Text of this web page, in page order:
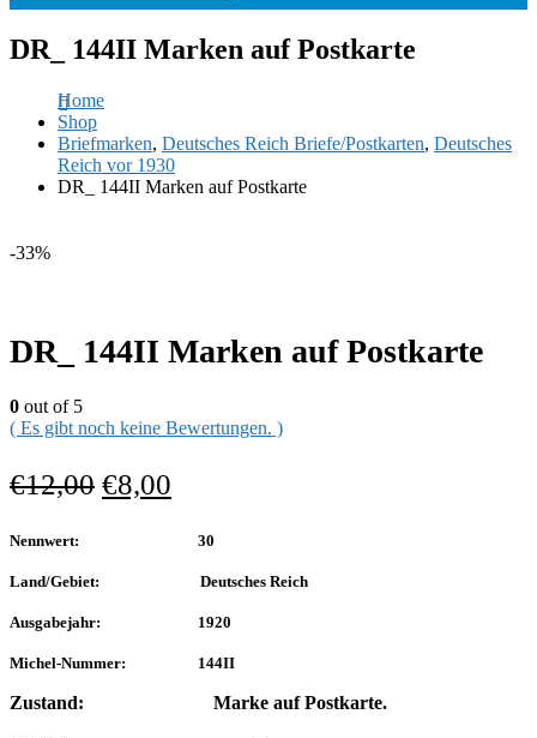
DR_ 144II Marken auf Postkarte
Home
Shop
Briefmarken, Deutsches Reich Briefe/Postkarten, Deutsches
Reich vor 1930
DR_ 144II Marken auf Postkarte
-33%
DR_ 144II Marken auf Postkarte
0 out of 5
( Es gibt noch keine Bewertungen. )
€12,00 €8,00
Nennwert: 30
Land/Gebiet: Deutsches Reich
Ausgabejahr: 1920
Michel-Nummer: 144II
Zustand: Marke auf Postkarte.